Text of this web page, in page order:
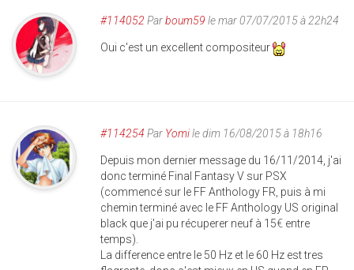
#114052 Parboum59 le mar 07/07/2015 à 22h24
Oui c'est un excellent compositeur
#114254 Par Yomile dim 16/08/2015 à 18h16
Depuis mon dernier message du 16/11/2014, j'ai
donc terminé Final Fantasy V sur PSX
(commencé sur le FF Anthology FR, puis à mi
chemin terminé avec le FF Anthology US original
black que j'ai pu récuperer neuf à 15€ entre
temps).
La difference entre le 50 Hz et le 60 Hz est tres